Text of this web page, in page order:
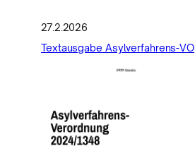
27.2.2026
Textausgabe Asylverfahrens-VO